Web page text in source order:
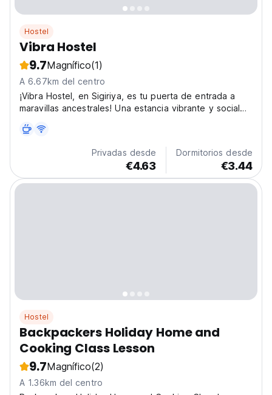
Hostel
Vibra Hostel
9.7Magnífico(1)
A 6.67km del centro
¡Vibra Hostel, en Sigiriya, es tu puerta de entrada a
maravillas ancestrales! Una estancia vibrante y social
Dambulla. Aventuras económicas en Sri Lanka. (Auto-
Privadas desde
€4.63
Dormitorios desde
€3.44
Hostel
Backpackers Holiday Home and
Cooking Class Lesson
9.7Magnífico(2)
A 1.36km del centro